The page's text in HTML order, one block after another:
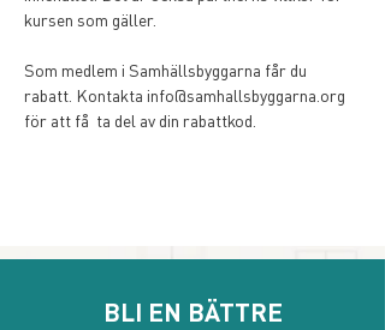
kursen som gäller.
Som medlem i Samhällsbyggarna får du
rabatt. Kontakta info@samhallsbyggarna.org
för att få  ta del av din rabattkod.
BLI EN BÄTTRE